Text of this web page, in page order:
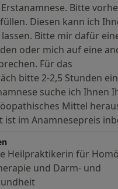
Bitte
Diesen kann ich
Bitte mir dafür
oder mich auf eine
Für das
bitte 2-2,5 Stunden
suche ich Ihnen
Mittel
ist im Anamnesepreis
Heilpraktikerin für
und Darm- und